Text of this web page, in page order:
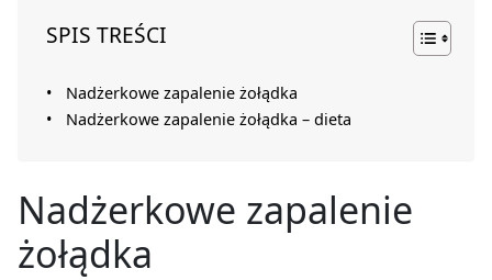
SPIS TREŚCI
Nadżerkowe zapalenie żołądka
Nadżerkowe zapalenie żołądka – dieta
Nadżerkowe zapalenie
żołądka